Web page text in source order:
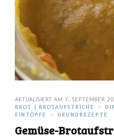
AKTUALISIERT AM 7. SEPTEMBER
BROT | BROTAUFSTRICHE
EINTÖPFE
GRUNDREZEPTE
Gemüse-